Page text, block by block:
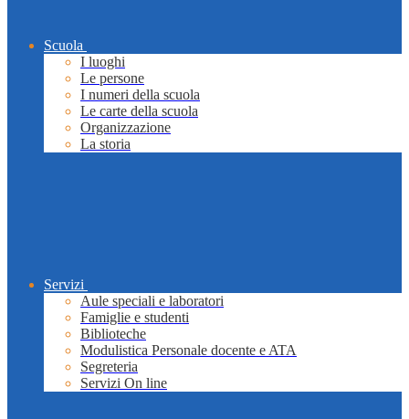
Scuola
I luoghi
Le persone
I numeri della scuola
Le carte della scuola
Organizzazione
La storia
Servizi
Aule speciali e laboratori
Famiglie e studenti
Biblioteche
Modulistica Personale docente e ATA
Segreteria
Servizi On line